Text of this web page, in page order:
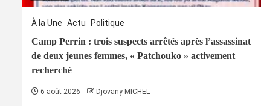
À la Une Actu Politique
Camp Perrin : trois suspects arrêtés après l’assassinat
de deux jeunes femmes, « Patchouko » activement
recherché
6 août 2026 Djovany MICHEL